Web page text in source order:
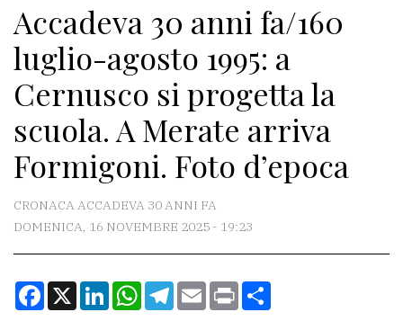
Associazioni
Meteo
CONTATTI
La
Scrivici
la
Accadeva 30 anni fa/160
luglio-agosto 1995: a
Cernusco si progetta la
scuola. A Merate arriva
Formigoni. Foto d’epoca
CRONACA ACCADEVA 30 ANNI FA
DOMENICA, 16 NOVEMBRE 2025 - 19:23
Facebook
X LinkedInWhatsApp
Telegram
EmailPrint